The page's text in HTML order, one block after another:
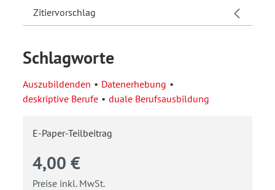
Zitiervorschlag
Schlagworte
Auszubildenden
Datenerhebung
deskriptive Berufe
duale Berufsausbildung
E-Paper-Teilbeitrag
4,00 €
Preise inkl. MwSt.